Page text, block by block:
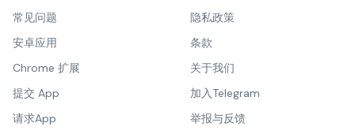
常见问题
安卓应用
Chrome 扩展
提交 App
请求App
隐私政策
条款
关于我们
加入Telegram
举报与反馈